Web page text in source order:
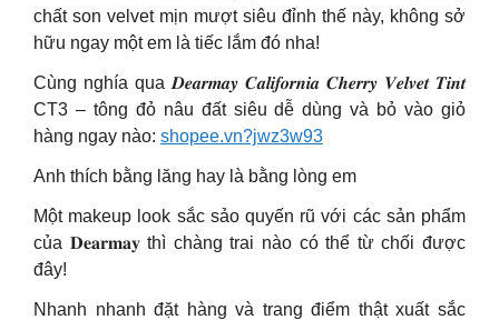
chất son velvet mịn mượt siêu đỉnh thế này, không sở
hữu ngay một em là tiếc lắm đó nha!
Cùng nghía qua 𝑫𝒆𝒂𝒓𝒎𝒂𝒚 𝑪𝒂𝒍𝒊𝒇𝒐𝒓𝒏𝒊𝒂 𝑪𝒉𝒆𝒓𝒓𝒚 𝑽𝒆𝒍𝒗𝒆𝒕 𝑻𝒊𝒏𝒕
CT3 – tông đỏ nâu đất siêu dễ dùng và bỏ vào giỏ
hàng ngay nào: shopee.vn?jwz3w93
Anh thích bằng lăng hay là bằng lòng em
Một makeup look sắc sảo quyến rũ với các sản phẩm
của 𝐃𝐞𝐚𝐫𝐦𝐚𝐲 thì chàng trai nào có thể từ chối được
đây!
Nhanh nhanh đặt hàng và trang điểm thật xuất sắc